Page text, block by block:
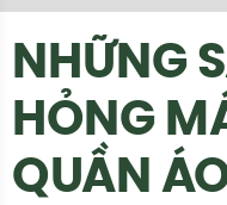
NHỮNG
HỎNG
QUẦN